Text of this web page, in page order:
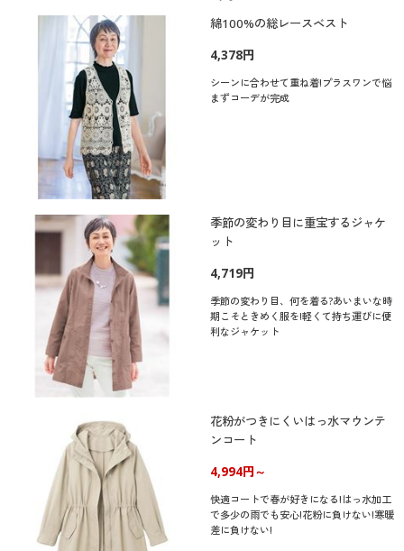
綿100%の総レースベスト
4,378円
シーンに合わせて重ね着!プラスワンで悩
まずコーデが完成
季節の変わり目に重宝するジャケ
ット
4,719円
季節の変わり目、何を着る?あいまいな時
期こそときめく服を!軽くて持ち運びに便
利なジャケット
花粉がつきにくいはっ水マウンテ
ンコート
4,994円～
快適コートで春が好きになる!はっ水加工
で多少の雨でも安心!花粉に負けない!寒暖
差に負けない!